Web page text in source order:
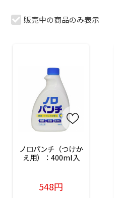
販売中の商品のみ表示
ノロパンチ（つけか
え用）：400ml入
548円